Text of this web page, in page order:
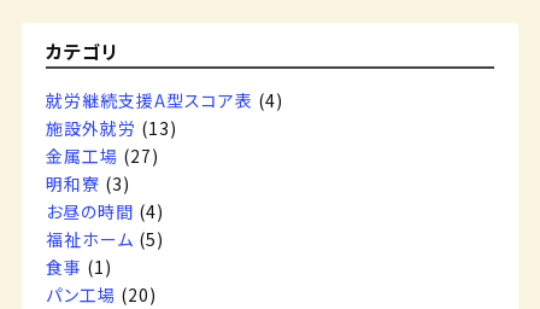
カテゴリ
就労継続支援A型スコア表 (4)
施設外就労 (13)
金属工場 (27)
明和寮 (3)
お昼の時間 (4)
福祉ホーム (5)
食事 (1)
パン工場 (20)